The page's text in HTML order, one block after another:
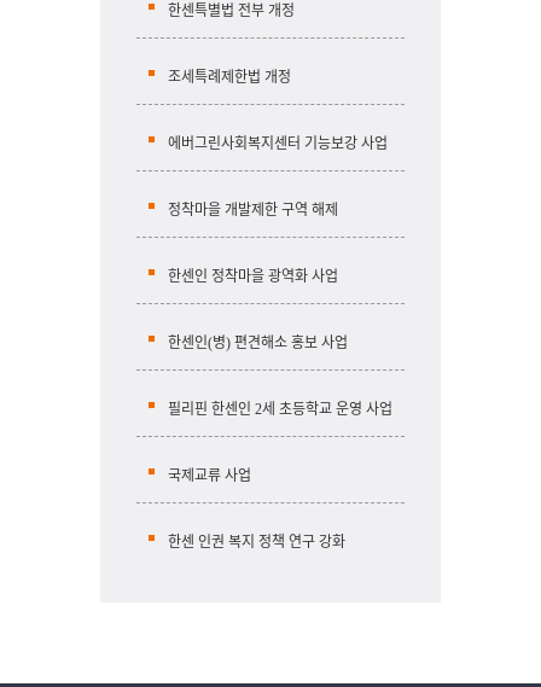
한센특별법 전부 개정
조세특례제한법 개정
에버그린사회복지센터 기능보강 사업
정착마을 개발제한 구역 해제
한센인 정착마을 광역화 사업
한센인(병) 편견해소 홍보 사업
필리핀 한센인 2세 초등학교 운영 사업
국제교류 사업
한센 인권 복지 정책 연구 강화